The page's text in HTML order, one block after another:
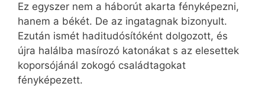
Ez egyszer nem a háborút akarta fényképezni,
hanem a békét. De az ingatagnak bizonyult.
Ezután ismét haditudósítóként dolgozott, és
újra halálba masírozó katonákat s az elesettek
koporsójánál zokogó családtagokat
fényképezett.